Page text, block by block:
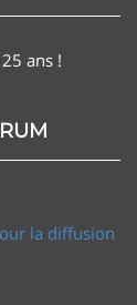
ans !
la diffusion